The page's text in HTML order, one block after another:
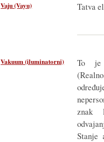
Vaju (Vayu) Tatva
Vakuum (iluminatorni)
To je
znak
Stanje